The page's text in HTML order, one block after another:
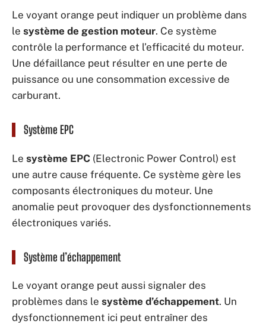
Le voyant orange peut indiquer un problème dans
le système de gestion moteur. Ce système
contrôle la performance et l’efficacité du moteur.
Une défaillance peut résulter en une perte de
puissance ou une consommation excessive de
carburant.
Système EPC
Le système EPC (Electronic Power Control) est
une autre cause fréquente. Ce système gère les
composants électroniques du moteur. Une
anomalie peut provoquer des dysfonctionnements
électroniques variés.
Système d’échappement
Le voyant orange peut aussi signaler des
problèmes dans le système d’échappement. Un
dysfonctionnement ici peut entraîner des